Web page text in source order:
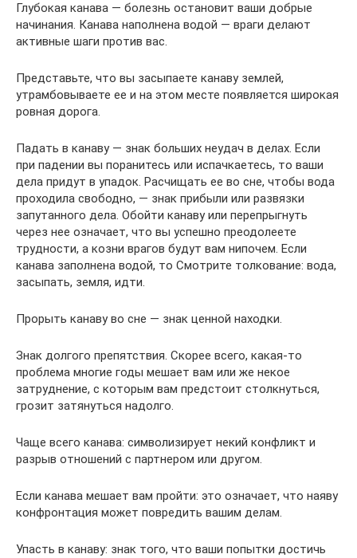
Глубокая канава — болезнь остановит ваши добрые
начинания. Канава наполнена водой — враги делают
активные шаги против вас.
Представьте, что вы засыпаете канаву землей,
утрамбовываете ее и на этом месте появляется широкая
ровная дорога.
Падать в канаву — знак больших неудач в делах. Если
при падении вы поранитесь или испачкаетесь, то ваши
дела придут в упадок. Расчищать ее во сне, чтобы вода
проходила свободно, — знак прибыли или развязки
запутанного дела. Обойти канаву или перепрыгнуть
через нее означает, что вы успешно преодолеете
трудности, а козни врагов будут вам нипочем. Если
канава заполнена водой, то Смотрите толкование: вода,
засыпать, земля, идти.
Прорыть канаву во сне — знак ценной находки.
Знак долгого препятствия. Скорее всего, какая-то
проблема многие годы мешает вам или же некое
затруднение, с которым вам предстоит столкнуться,
грозит затянуться надолго.
Чаще всего канава: символизирует некий конфликт и
разрыв отношений с партнером или другом.
Если канава мешает вам пройти: это означает, что наяву
конфронтация может повредить вашим делам.
Упасть в канаву: знак того, что ваши попытки достичь